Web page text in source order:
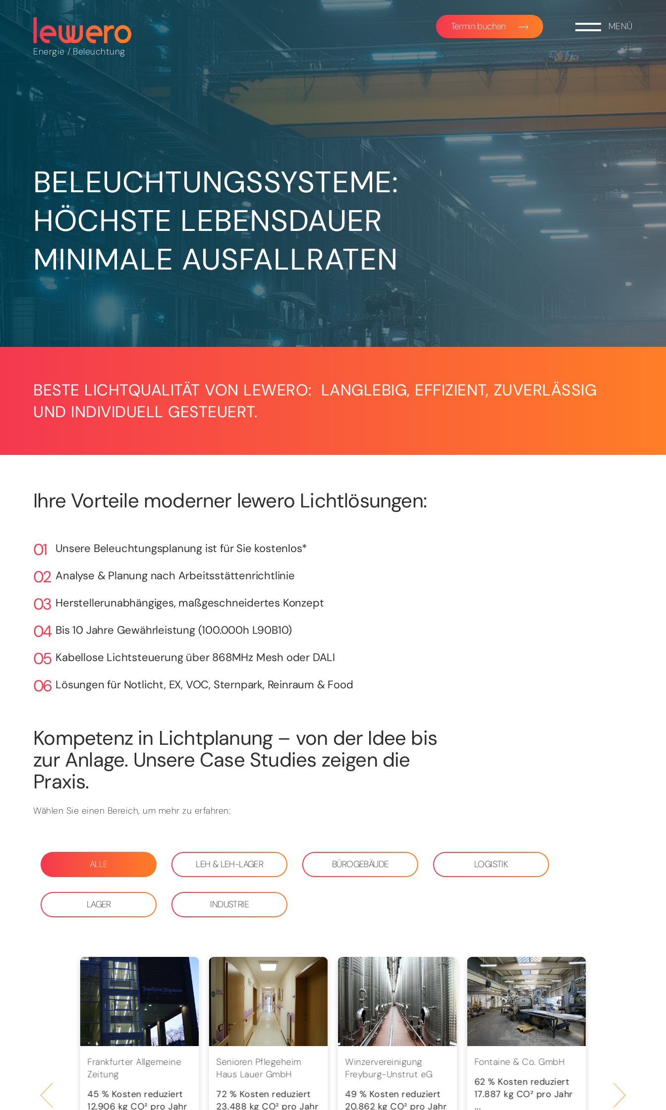
Energie / Beleuchtung
Termin buchen MENÜ
BELEUCHTUNGSSYSTEME:
HÖCHSTE LEBENSDAUER
MINIMALE AUSFALLRATEN
BESTE LICHTQUALITÄT VON LEWERO: LANGLEBIG, EFFIZIENT, ZUVERLÄSSIG
UND INDIVIDUELL GESTEUERT.
Ihre Vorteile moderner lewero Lichtlösungen:
Unsere Beleuchtungsplanung ist für Sie kostenlos*
Analyse & Planung nach Arbeitsstättenrichtlinie
Herstellerunabhängiges, maßgeschneidertes Konzept
Bis 10 Jahre Gewährleistung (100.000h L90B10)
Kabellose Lichtsteuerung über 868MHz Mesh oder DALI
Lösungen für Notlicht, EX, VOC, Sternpark, Reinraum & Food
Kompetenz in Lichtplanung – von der Idee bis
zur Anlage. Unsere Case Studies zeigen die
Praxis.
Wählen Sie einen Bereich, um mehr zu erfahren:
ALLE LEH & LEH-LAGER BÜROGEBÄUDE LOGISTIK
LAGER INDUSTRIE
reduziert
pro Jahr
Frankfurter Allgemeine
Zeitung
45 % Kosten reduziert
12.906 kg CO² pro Jahr
Senioren Pflegeheim
Haus Lauer GmbH
72 % Kosten reduziert
23.488 kg CO² pro Jahr
Winzervereinigung
Freyburg-Unstrut eG
49 % Kosten reduziert
20.862 kg CO² pro Jahr
Fontaine & Co. GmbH
62 % Kosten reduziert
17.887 kg CO² pro Jahr
...
PartGmbB
58 % Kosten